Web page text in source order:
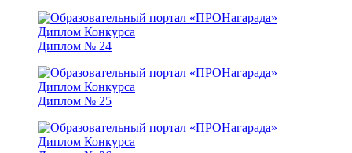
Диплом № 24
Диплом № 25